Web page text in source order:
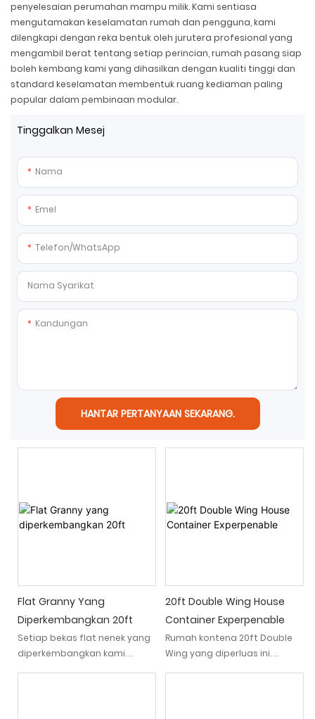
penyelesaian perumahan mampu milik. Kami sentiasa
mengutamakan keselamatan rumah dan pengguna, kami
dilengkapi dengan reka bentuk oleh jurutera profesional yang
mengambil berat tentang setiap perincian, rumah pasang siap
boleh kembang kami yang dihasilkan dengan kualiti tinggi dan
standard keselamatan membentuk ruang kediaman paling
popular dalam pembinaan modular.
Tinggalkan Mesej
Nama
Emel
Telefon/whatsApp
Nama Syarikat
Kandungan
HANTAR PERTANYAAN SEKARANG.
Flat Granny Yang
Diperkembangkan 20ft
Setiap bekas flat nenek yang
diperkembangkan kami
20ft Double Wing House
Container Experpenable
Rumah kontena 20ft Double
Wing yang diperluas ini